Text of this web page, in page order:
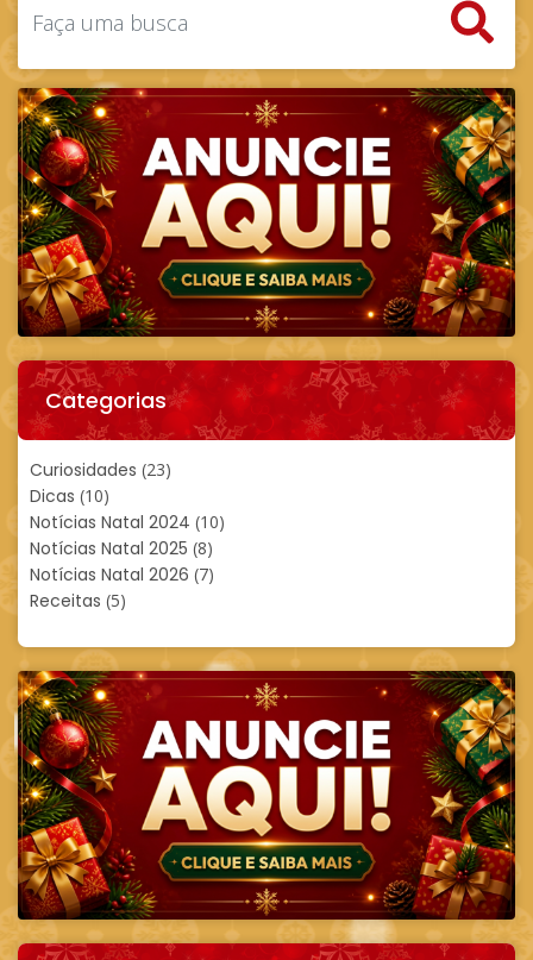
Categorias
Curiosidades (23)
Dicas (10)
Notícias Natal 2024 (10)
Notícias Natal 2025 (8)
Notícias Natal 2026 (7)
Receitas (5)